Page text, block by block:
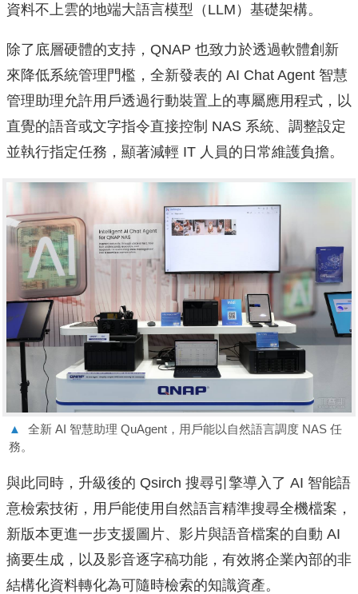
資料不上雲的地端大語言模型（LLM）基礎架構。
除了底層硬體的支持，QNAP 也致力於透過軟體創新
來降低系統管理門檻，全新發表的 AI Chat Agent 智慧
管理助理允許用戶透過行動裝置上的專屬應用程式，以
直覺的語音或文字指令直接控制 NAS 系統、調整設定
並執行指定任務，顯著減輕 IT 人員的日常維護負擔。
▲
全新 AI 智慧助理 QuAgent，用戶能以自然語言調度 NAS 任
務。
與此同時，升級後的 Qsirch 搜尋引擎導入了 AI 智能語
意檢索技術，用戶能使用自然語言精準搜尋全機檔案，
新版本更進一步支援圖片、影片與語音檔案的自動 AI
摘要生成，以及影音逐字稿功能，有效將企業內部的非
結構化資料轉化為可隨時檢索的知識資產。